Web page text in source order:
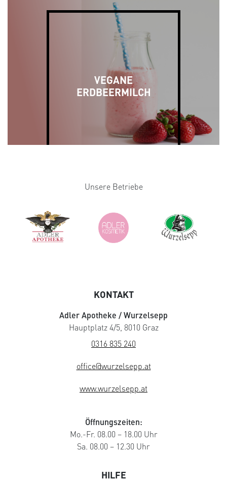
VEGANE
ERDBEERMILCH
Unsere Betriebe
KONTAKT
Adler Apotheke / Wurzelsepp
Hauptplatz 4/5, 8010 Graz
0316 835 240
office@wurzelsepp.at
www.wurzelsepp.at
Öffnungszeiten:
Mo.-Fr. 08.00 – 18.00 Uhr
Sa. 08.00 – 12.30 Uhr
HILFE